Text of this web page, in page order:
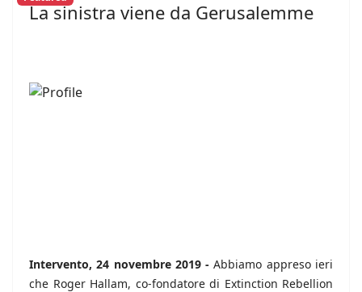
La sinistra viene da Gerusalemme
Intervento, 24 novembre 2019 - Abbiamo appreso ieri
che Roger Hallam, co-fondatore di Extinction Rebellion